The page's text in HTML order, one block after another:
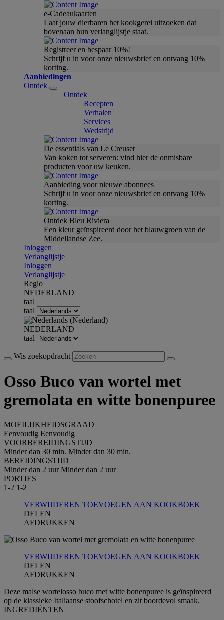
e-Cadeaukaarten
Laat jouw dierbaren het kookgerei uitzoeken dat
bovenaan hun verlanglijstje staat.
Registreer en bespaar 10%!
Schrijf u in voor onze nieuwsbrief en ontvang 10%
korting.
Aanbiedingen
Ontdek
Ontdek
Recepten
Verhalen
Services
Wedstrijd
De essentials van Le Creuset
Van koken tot serveren: vind hier de onmisbare
producten voor uw keuken.
Aanbieding voor nieuwe abonnees
Schrijf u in voor onze nieuwsbrief en ontvang 10%
korting.
Ontdek Bleu Riviera
Een kleur geïnspireerd door het blauwgroen van de
Middellandse Zee.
Inloggen
Verlanglijstje
Inloggen
Verlanglijstje
Regio
NEDERLAND
taal
taal
NEDERLAND
taal
Wis zoekopdracht
Osso Buco van wortel met
gremolata en witte bonenpuree
MOEILIJKHEIDSGRAAD
Eenvoudig Eenvoudig
VOORBEREIDINGSTIJD
Minder dan 30 min. Minder dan 30 min.
BEREIDINGSTIJD
Minder dan 2 uur Minder dan 2 uur
PORTIES
1-2 1-2
VERWIJDEREN TOEVOEGEN AAN KOOKBOEK
DELEN
AFDRUKKEN
VERWIJDEREN TOEVOEGEN AAN KOOKBOEK
DELEN
AFDRUKKEN
Deze malse wortelosso buco met witte bonenpuree is geïnspireerd
op de klassieke Italiaanse stoofschotel en zit boordevol smaak.
INGREDIЁNTEN